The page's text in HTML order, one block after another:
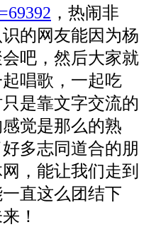
， 热闹非
的网友能因为杨
吧，然后大家就
唱歌，一起吃
是靠文字交流的
觉是那么的熟
多志同道合的朋
，能让我们走到
直这么团结下
！